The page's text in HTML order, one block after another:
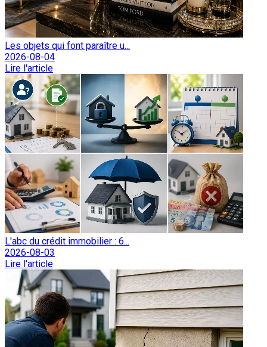
Les objets qui font paraître u...
2026-08-04
Lire l'article
L'abc du crédit immobilier : 6...
2026-08-03
Lire l'article